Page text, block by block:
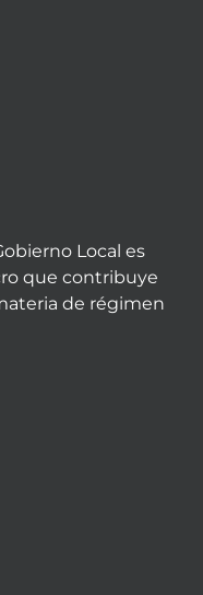
Local es
que contribuye
de régimen